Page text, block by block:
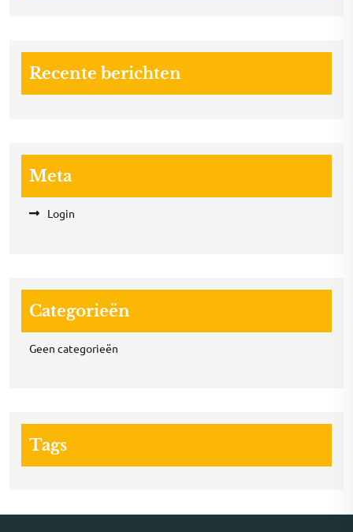
Recente berichten
Meta
Login
Categorieën
Geen categorieën
Tags